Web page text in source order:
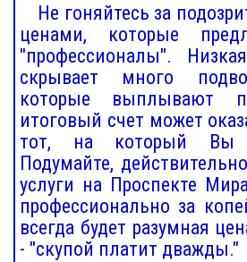
Не гоняйтесь за
ценами, которые
"профессионалы".
скрывает много
которые выплывают
итоговый счет может
тот, на который Вы
Подумайте,
услуги на Проспекте
профессионально за
всегда будет разумная
- "скупой платит дважды."